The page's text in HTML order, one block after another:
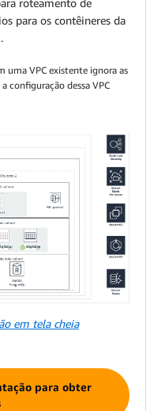
roteamento de
para os contêineres da
uma VPC existente ignora as
configuração dessa VPC
em tela cheia
para obter